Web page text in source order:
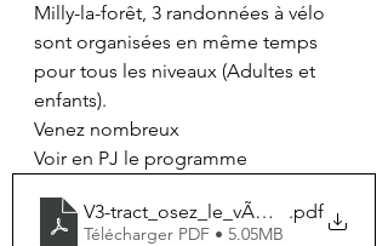
Milly-la-forêt, 3 randonnées à vélo
sont organisées en même temps
pour tous les niveaux (Adultes et
enfants).
Venez nombreux
Voir en PJ le programme
V3-tract_osez_le_vÃ©lo_20200919
.pdf
Télécharger PDF • 5.05MB